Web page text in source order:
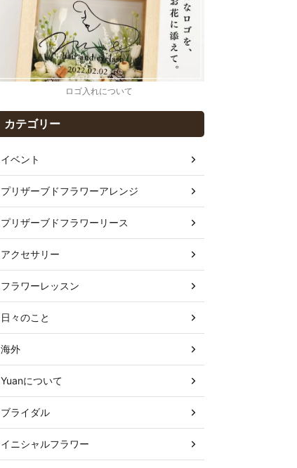
ロゴ入れについて
カテゴリー
イベント
プリザーブドフラワーアレンジ
プリザーブドフラワーリース
アクセサリー
フラワーレッスン
日々のこと
海外
Yuanについて
ブライダル
イニシャルフラワー